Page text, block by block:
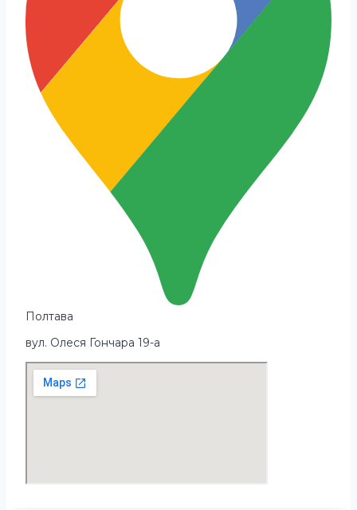
Полтава
вул. Олеся Гончара 19-а